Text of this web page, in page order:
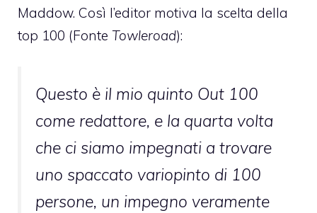
Maddow. Così l’editor motiva la scelta della
top 100 (Fonte Towleroad):
Questo è il mio quinto Out 100
come redattore, e la quarta volta
che ci siamo impegnati a trovare
uno spaccato variopinto di 100
persone, un impegno veramente